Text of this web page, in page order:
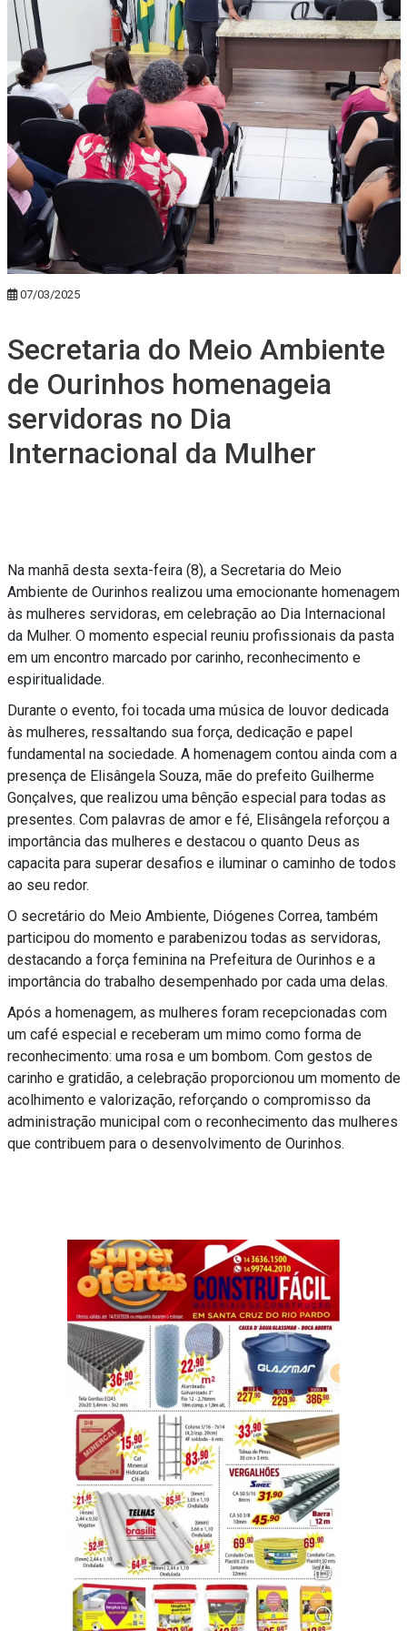
07/03/2025
Secretaria do Meio Ambiente
de Ourinhos homenageia
servidoras no Dia
Internacional da Mulher
Na manhã desta sexta-feira (8), a Secretaria do Meio
Ambiente de Ourinhos realizou uma emocionante homenagem
às mulheres servidoras, em celebração ao Dia Internacional
da Mulher. O momento especial reuniu profissionais da pasta
em um encontro marcado por carinho, reconhecimento e
espiritualidade.
Durante o evento, foi tocada uma música de louvor dedicada
às mulheres, ressaltando sua força, dedicação e papel
fundamental na sociedade. A homenagem contou ainda com a
presença de Elisângela Souza, mãe do prefeito Guilherme
Gonçalves, que realizou uma bênção especial para todas as
presentes. Com palavras de amor e fé, Elisângela reforçou a
importância das mulheres e destacou o quanto Deus as
capacita para superar desafios e iluminar o caminho de todos
ao seu redor.
O secretário do Meio Ambiente, Diógenes Correa, também
participou do momento e parabenizou todas as servidoras,
destacando a força feminina na Prefeitura de Ourinhos e a
importância do trabalho desempenhado por cada uma delas.
Após a homenagem, as mulheres foram recepcionadas com
um café especial e receberam um mimo como forma de
reconhecimento: uma rosa e um bombom. Com gestos de
carinho e gratidão, a celebração proporcionou um momento de
acolhimento e valorização, reforçando o compromisso da
administração municipal com o reconhecimento das mulheres
que contribuem para o desenvolvimento de Ourinhos.